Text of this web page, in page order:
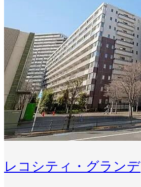
レコシティ・グランデ